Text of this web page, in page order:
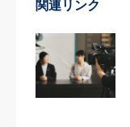
関連リンク